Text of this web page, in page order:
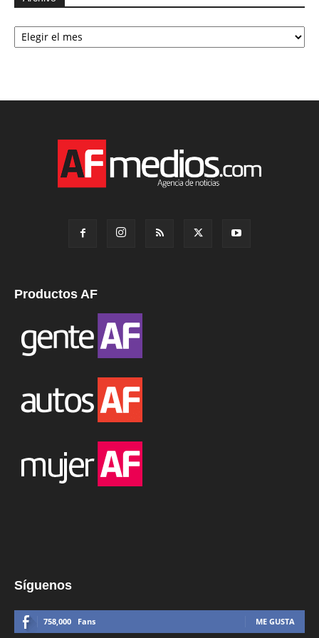
Archivo
Productos AF
Síguenos
758,000 Fans ME GUSTA